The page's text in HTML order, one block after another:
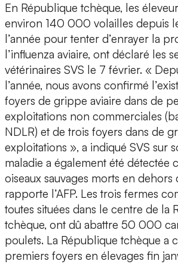
En République tchèque, les
environ 140 000 volailles depuis
l’année pour tenter d’enrayer la
l’influenza aviaire, ont déclaré les
vétérinaires SVS le 7 février. «
l’année, nous avons confirmé
foyers de grippe aviaire dans de
exploitations non commerciales
NDLR) et de trois foyers dans de
exploitations », a indiqué SVS sur
maladie a également été détectée
oiseaux sauvages morts en dehors
rapporte l’AFP. Les trois fermes
toutes situées dans le centre de la
tchèque, ont dû abattre 50 000
poulets. La République tchèque a
premiers foyers en élevages fin